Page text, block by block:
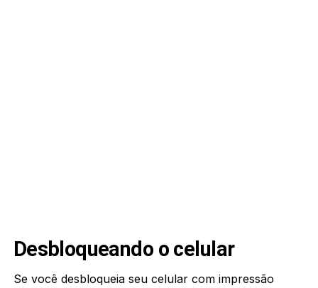
Desbloqueando o celular
Se você desbloqueia seu celular com impressão